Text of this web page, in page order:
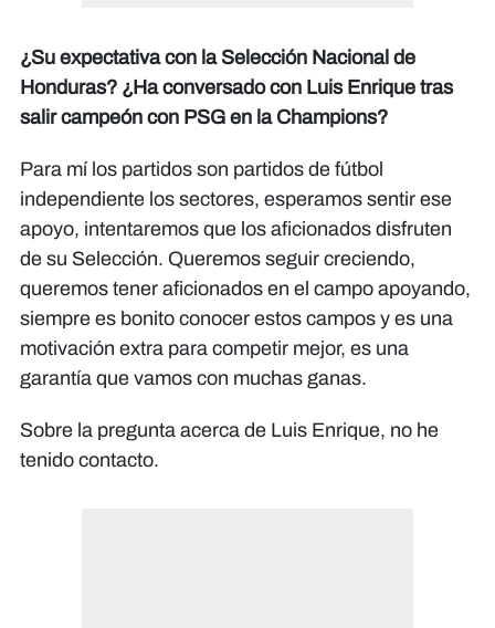
¿Su expectativa con la Selección Nacional de
Honduras? ¿Ha conversado con Luis Enrique tras
salir campeón con PSG en la Champions?
Para mí los partidos son partidos de fútbol
independiente los sectores, esperamos sentir ese
apoyo, intentaremos que los aficionados disfruten
de su Selección. Queremos seguir creciendo,
queremos tener aficionados en el campo apoyando,
siempre es bonito conocer estos campos y es una
motivación extra para competir mejor, es una
garantía que vamos con muchas ganas.
Sobre la pregunta acerca de Luis Enrique, no he
tenido contacto.